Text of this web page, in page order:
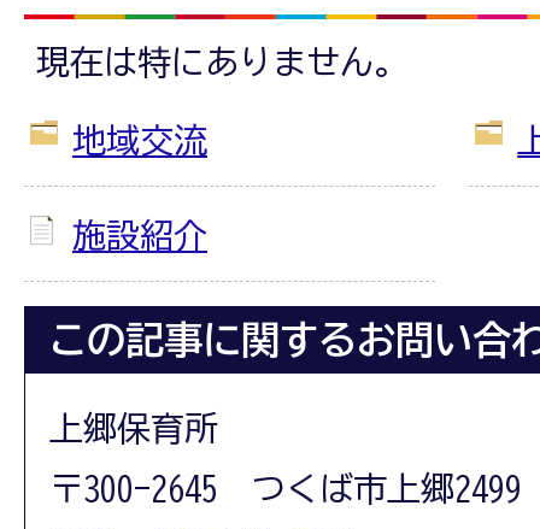
現在は特にありません。
地域交流
施設紹介
この記事に関するお問い合
上郷保育所
〒300-2645 つくば市上郷2499